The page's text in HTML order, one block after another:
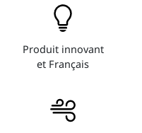
Produit innovant
et Français